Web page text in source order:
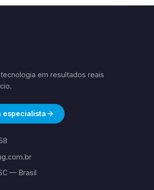
em resultados reais
especialista
— Brasil